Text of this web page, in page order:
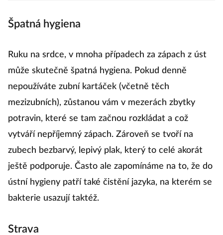
Špatná hygiena
Ruku na srdce, v mnoha případech za zápach z úst
může skutečně špatná hygiena. Pokud denně
nepoužíváte zubní kartáček (včetně těch
mezizubních), zůstanou vám v mezerách zbytky
potravin, které se tam začnou rozkládat a což
vytváří nepříjemný zápach. Zároveň se tvoří na
zubech bezbarvý, lepivý plak, který to celé akorát
ještě podporuje. Často ale zapomínáme na to, že do
ústní hygieny patří také čistění jazyka, na kterém se
bakterie usazují taktéž.
Strava